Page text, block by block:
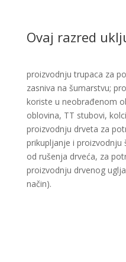
Ovaj razred
proizvodnju trupaca za
zasniva na šumarstvu;
koriste u neobrađenom
oblovina, TT stubovi,
proizvodnju drveta za
prikupljanje i proizvodnju
od rušenja drveća, za
proizvodnju drvenog
način).​